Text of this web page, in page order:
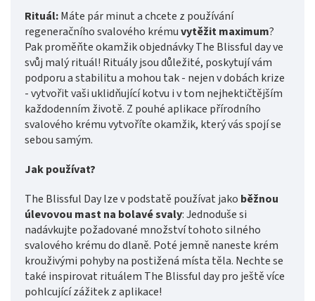
Rituál:Máte pár minut a chcete z používání
regeneračního svalového krémuvytěžit maximum?
Pak proměňte okamžik objednávky The Blissful day ve
svůj malý rituál! Rituály jsou důležité, poskytují vám
podporu a stabilitu a mohou tak - nejen v dobách krize
- vytvořit vaši uklidňující kotvu i v tom nejhektičtějším
každodenním životě. Z pouhé aplikace přírodního
svalového krému vytvoříte okamžik, který vás spojí se
sebou samým.
Jak používat?
The Blissful Day lze v podstatě používat jako běžnou
úlevovou mast na bolavé svaly: Jednoduše si
nadávkujte požadované množství tohoto silného
svalového krému do dlaně. Poté jemně naneste krém
krouživými pohyby na postižená místa těla. Nechte se
také inspirovat rituálem The Blissful day pro ještě více
pohlcující zážitek z aplikace!